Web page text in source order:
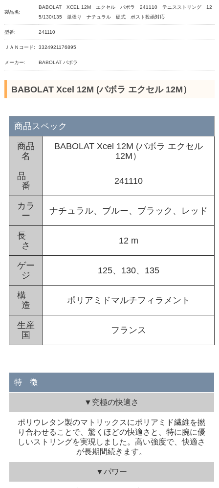
製品名:
BABOLAT XCEL 12M エクセル バボラ 241110 テニスストリング 12
5/130/135 単張り ナチュラル 硬式 ポスト投函対応
型番: 241110
ＪＡＮコード: 3324921176895
メーカー: BABOLAT バボラ
BABOLAT Xcel 12M (バボラ エクセル 12M）
商品スペック
商品
名
BABOLAT Xcel 12M (バボラ エクセル
12M）
品
番
241110
カラ
ー
ナチュラル、ブルー、ブラック、レッド
長
さ
12 m
ゲー
ジ
125、130、135
構
造
ポリアミドマルチフィラメント
生産
国
フランス
特 徴
▼究極の快適さ
ポリウレタン製のマトリックスにポリアミド繊維を撚
り合わせることで、驚くほどの快適さと、特に腕に優
しいストリングを実現しました。高い強度で、快適さ
が長期間続きます。
▼パワー